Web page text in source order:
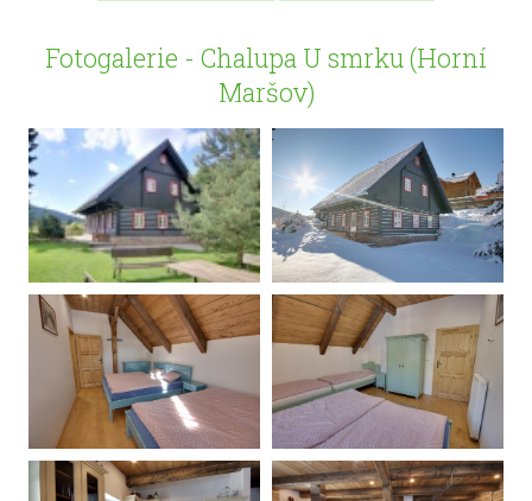
Fotogalerie - Chalupa U smrku (Horní
Maršov)